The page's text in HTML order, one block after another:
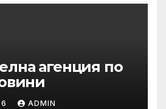
агенция по
ADMIN